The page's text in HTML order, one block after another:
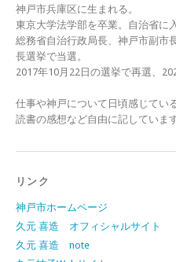
神戸市兵庫区に生まれる。
東京大学法学部を卒業。自治省に入
総務省自治行政局長、神戸市副市
長選挙で当選。
2017年10月22日の選挙で再選、
仕事や神戸について日頃感じてい
読書の感想など自由に記しています
リンク
神戸市ホームページ
久元 喜造 オフィシャルサイト
久元 喜造 note